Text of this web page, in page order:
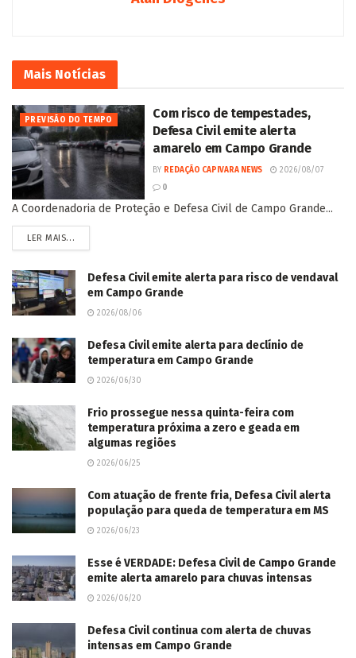
Mais Notícias
PREVISÃO DO TEMPO
Com risco de tempestades,
Defesa Civil emite alerta
amarelo em Campo Grande
BY REDAÇÃO CAPIVARA NEWS
2026/08/07
0
A Coordenadoria de Proteção e Defesa Civil de Campo Grande...
LER MAIS...
Defesa Civil emite alerta para risco de vendaval
em Campo Grande
2026/08/06
Defesa Civil emite alerta para declínio de
temperatura em Campo Grande
2026/06/30
Frio prossegue nessa quinta-feira com
temperatura próxima a zero e geada em
algumas regiões
2026/06/25
Com atuação de frente fria, Defesa Civil alerta
população para queda de temperatura em MS
2026/06/23
Esse é VERDADE: Defesa Civil de Campo Grande
emite alerta amarelo para chuvas intensas
2026/06/20
Defesa Civil continua com alerta de chuvas
intensas em Campo Grande